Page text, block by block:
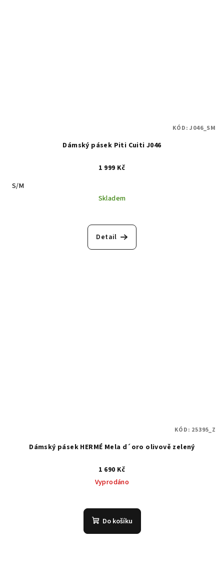
Dámský pásek Piti Cuiti J046
1 999 Kč
S/M
Skladem
Detail
KÓD:J046_SM
Dámský pásek HERMÉ Mela d´oro olivově zelený
1 690 Kč
Vyprodáno
Do košíku
KÓD: 25395_Z